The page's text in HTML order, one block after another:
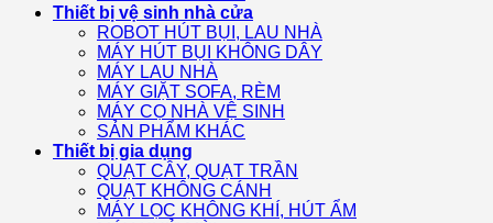
Thiết bị vệ sinh nhà cửa
ROBOT HÚT BỤI, LAU NHÀ
MÁY HÚT BỤI KHÔNG DÂY
MÁY LAU NHÀ
MÁY GIẶT SOFA, RÈM
MÁY CỌ NHÀ VỆ SINH
SẢN PHẨM KHÁC
Thiết bị gia dụng
QUẠT CÂY, QUẠT TRẦN
QUẠT KHÔNG CÁNH
MÁY LỌC KHÔNG KHÍ, HÚT ẨM